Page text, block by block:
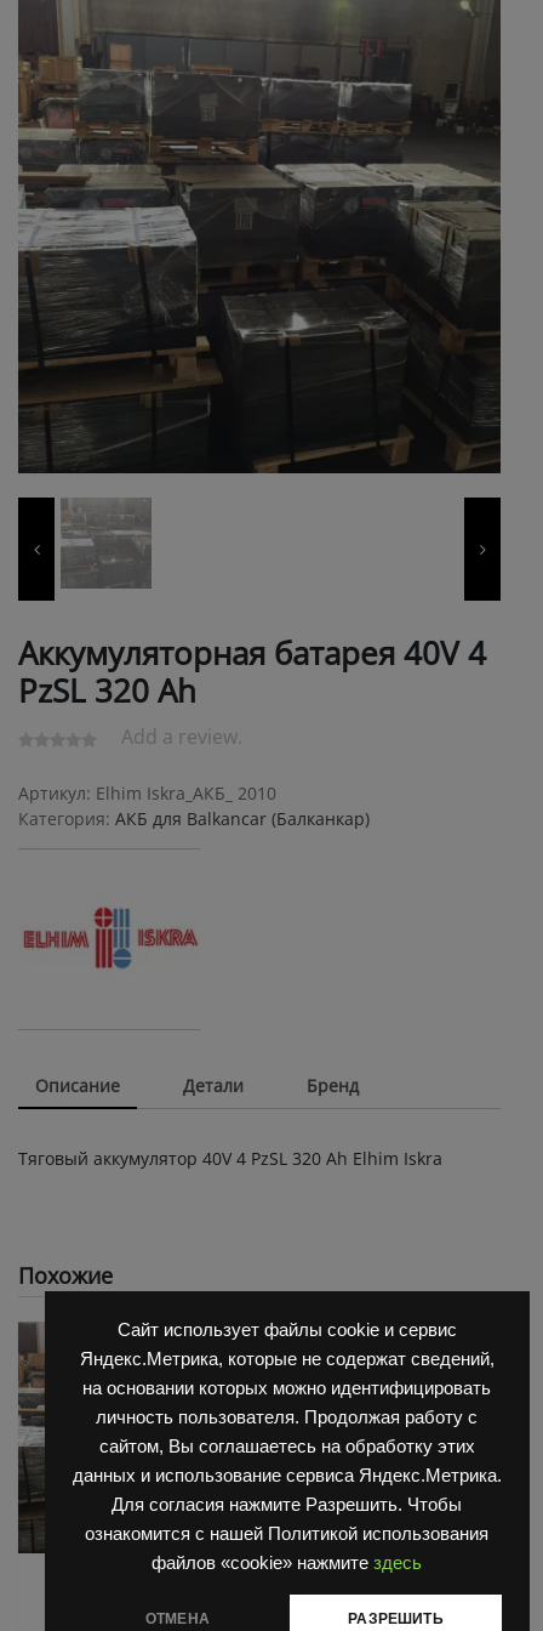
Сайт использует файлы cookie и сервис
Яндекс.Метрика, которые не содержат сведений,
на основании которых можно идентифицировать
личность пользователя. Продолжая работу с
сайтом, Вы соглашаетесь на обработку этих
данных и использование сервиса Яндекс.Метрика.
Для согласия нажмите Разрешить. Чтобы
ознакомится с нашей Политикой использования
файлов «cookie» нажмите здесь
ОТМЕНА РАЗРЕШИТЬ
Аккумуляторная батарея 40V 4
PzSL 320 Ah
Add a review.
Артикул: Elhim Iskra_АКБ_ 2010
Категория: АКБ для Balkanсar (Балканкар)
Описание Детали Бренд
Тяговый аккумулятор 40V 4 PzSL 320 Ah Elhim Iskra
Похожие
АКБ для Balkanсar
АКБ для Balkanсar